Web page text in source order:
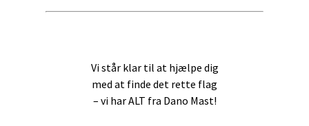
Vi står klar til at hjælpe dig
med at finde det rette flag
– vi har ALT fra Dano Mast!